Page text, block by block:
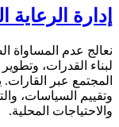
إدارة الرعاية
نعالج عدم المساواة
لبناء القدرات،
المجتمع عبر
وتقييم السياسات،
والاحتياجات المحلية.